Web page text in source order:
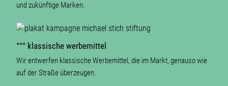
und zukünftige Marken.
°°° klassische werbemittel
Wir entwerfen klassische Werbemittel, die im Markt, genauso wie
auf der Straße überzeugen.